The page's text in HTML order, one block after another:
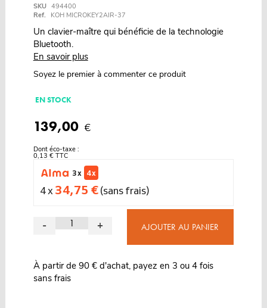
SKU 494400
Ref.
KOH MICROKEY2AIR-37
Un clavier-maître qui bénéficie de la technologie
Bluetooth.
En savoir plus
Soyez le premier à commenter ce produit
EN STOCK
139,00 €
Dont éco-taxe :
0,13 € TTC
3 x
4 x
4 x34,75 €(sans frais)
- + AJOUTER AU PANIER
À partir de 90 € d'achat, payez en 3 ou 4 fois
sans frais